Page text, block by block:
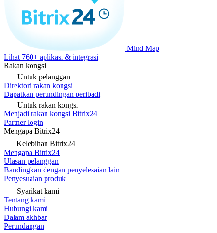
Mind Map
Lihat 760+ aplikasi & integrasi
Rakan kongsi
Untuk pelanggan
Direktori rakan kongsi
Dapatkan perundingan peribadi
Untuk rakan kongsi
Menjadi rakan kongsi Bitrix24
Partner login
Mengapa Bitrix24
Kelebihan Bitrix24
Mengapa Bitrix24
Ulasan pelanggan
Bandingkan dengan penyelesaian lain
Penyesuaian produk
Syarikat kami
Tentang kami
Hubungi kami
Dalam akhbar
Perundangan